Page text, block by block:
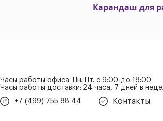
Карандаш для
Часы работы офиса: Пн.-Пт. с 9:00-до 18:00
Часы работы доставки: 24 часа, 7 дней в
+7 (499) 755 88 44
Контакты